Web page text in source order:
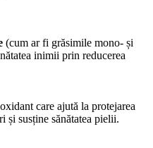
(cum ar fi grăsimile mono- și
inimii prin reducerea
care ajută la protejarea
și susține sănătatea pielii.